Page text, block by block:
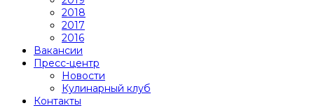
2018
2017
2016
Вакансии
Пресс-центр
Новости
Кулинарный клуб
Контакты